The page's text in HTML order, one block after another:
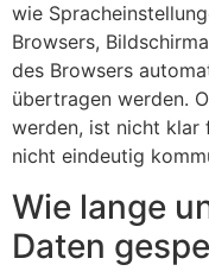
wie
Browsers,
des Browsers
übertragen werden.
werden, ist nicht klar
nicht eindeutig
Wie lange
Daten